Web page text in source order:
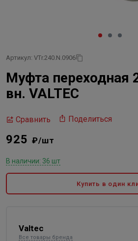
Артикул: VTr.240.N.0906
Муфта переходная
вн. VALTEC
Сравнить Поделиться
925 ₽/шт
В наличии: 36 шт
Купить в один
Valtec
Все товары бренда